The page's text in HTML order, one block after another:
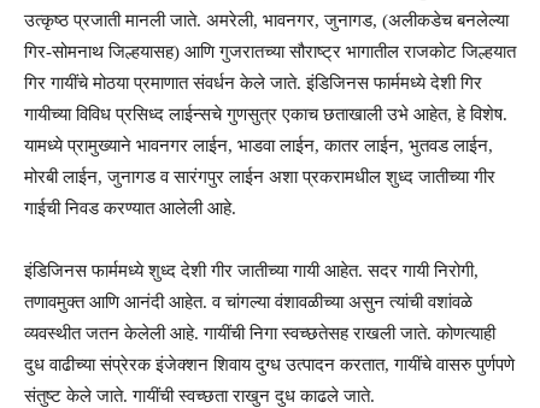
उत्कृष्ठ प्रजाती मानली जाते. अमरेली, भावनगर, जुनागड, (अलीकडेच बनलेल्या
गिर-सोमनाथ जिल्हयासह) आणि गुजरातच्या सौराष्ट्र भागातील राजकोट जिल्हयात
गिर गायींचे मोठया प्रमाणात संवर्धन केले जाते. इंडिजिनस फार्ममध्ये देशी गिर
गायीच्या विविध प्रसिध्द लाईन्सचे गुणसुत्र एकाच छताखाली उभे आहेत, हे विशेष.
यामध्ये प्रामुख्याने भावनगर लाईन, भाडवा लाईन, कातर लाईन, भुतवड लाईन,
मोरबी लाईन, जुनागड व सारंगपुर लाईन अशा प्रकरामधील शुध्द जातीच्या गीर
गाईची निवड करण्यात आलेली आहे.
इंडिजिनस फार्ममध्ये शुध्द देशी गीर जातीच्या गायी आहेत. सदर गायी निरोगी,
तणावमुक्त आणि आनंदी आहेत. व चांगल्या वंशावळीच्या असुन त्यांची वशांवळे
व्यवस्थीत जतन केलेली आहे. गायींची निगा स्वच्छतेसह राखली जाते. कोणत्याही
दुध वाढीच्या संप्रेरक इंजेक्शन शिवाय दुग्ध उत्पादन करतात, गायींचे वासरु पुर्णपणे
संतुष्ट केले जाते. गायींची स्वच्छता राखुन दुध काढले जाते.